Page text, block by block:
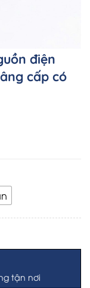
điện
cấp có
₫.tận nơi